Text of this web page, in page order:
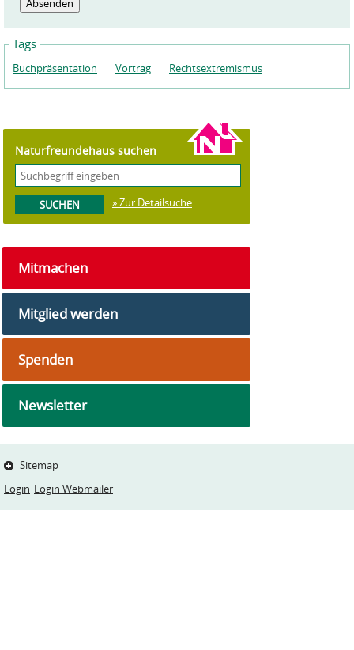
Tags
Buchpräsentation Vortrag Rechtsextremismus
Naturfreundehaus suchen
» Zur Detailsuche
Mitmachen
Mitglied werden
Spenden
Newsletter
Sitemap
Login Login Webmailer